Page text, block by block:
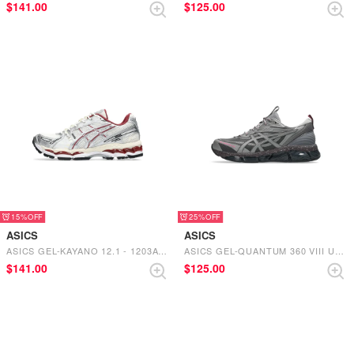
$‌141.00 $‌125.00
15%
ASICS
ASICS GEL-KAYANO 12.1 - 1203A759.102 (CREAM/PURE SILVER)
$‌141.00
25%
ASICS
ASICS GEL-QUANTUM 360 VIII UTILITY - 1203A471.025（OBSIDIAN GREY/BLACK）
$‌125.00